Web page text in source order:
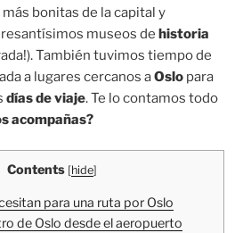
bonitas de la capital y
museos de historia
También tuvimos tiempo de
a lugares cercanos aOslo para
días de viaje. Te lo contamos todo
acompañas?
Contents [hide]
para una ruta por Oslo
de Oslo desde el aeropuerto